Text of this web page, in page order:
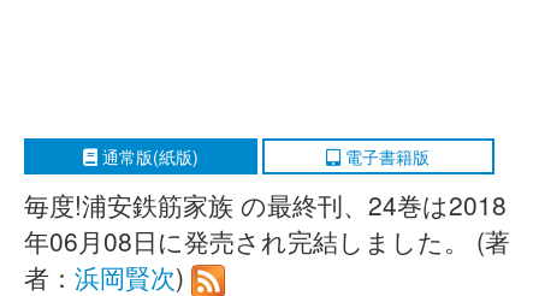
通常版(紙版) 電子書籍版
毎度!浦安鉄筋家族 の最終刊、24巻は2018
年06月08日に発売され完結しました。 (著
者： 浜岡賢次)